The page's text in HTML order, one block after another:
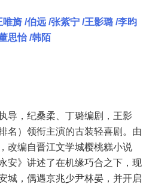
旖 /伯远 /张紫宁 /王影璐 /李昀
思怡 /韩陌
导，纪桑柔、丁璐编剧，王影
名）领衔主演的古装轻喜剧。由
改编自晋江文学城樱桃糕小说
安》讲述了在机缘巧合之下，现
城，偶遇京兆少尹林晏，并开启